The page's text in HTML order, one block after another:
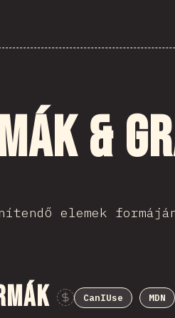
&
elemek
CanIUse MDN